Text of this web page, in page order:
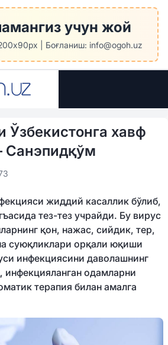
учун жой
| Боғланиш: info@ogoh.uz
Ўзбекистонга хавф
Санэпидқўм
жиддий касаллик бўлиб,
тез-тез учрайди. Бу вирус
қон, нажас, сийдик, тер,
суюқликлари орқали юқиши
инфекциясини даволашнинг
инфекцияланган одамларни
терапия билан амалга